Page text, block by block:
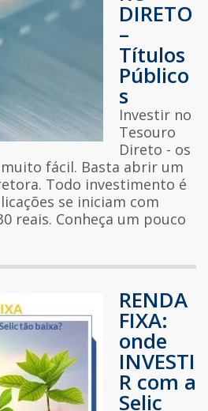
DIRETO
–
Títulos
Público
s
Investir no
Tesouro
Direto - os
fácil. Basta abrir um
Todo investimento é
se iniciam com
reais. Conheça um pouco
RENDA
FIXA:
onde
INVESTI
R com a
Selic